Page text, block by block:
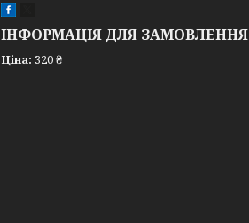
ІНФОРМАЦІЯ ДЛЯ ЗАМОВЛЕННЯ
Ціна: 320 ₴